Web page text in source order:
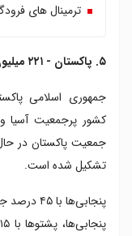
ترمینال های
۵. پاکستان - ۲۲۱ میلیون نفر
جمهوری اسلامی
کشور پرجمعیت آسیا
جمعیت پاکستان در
تشکیل شده است.